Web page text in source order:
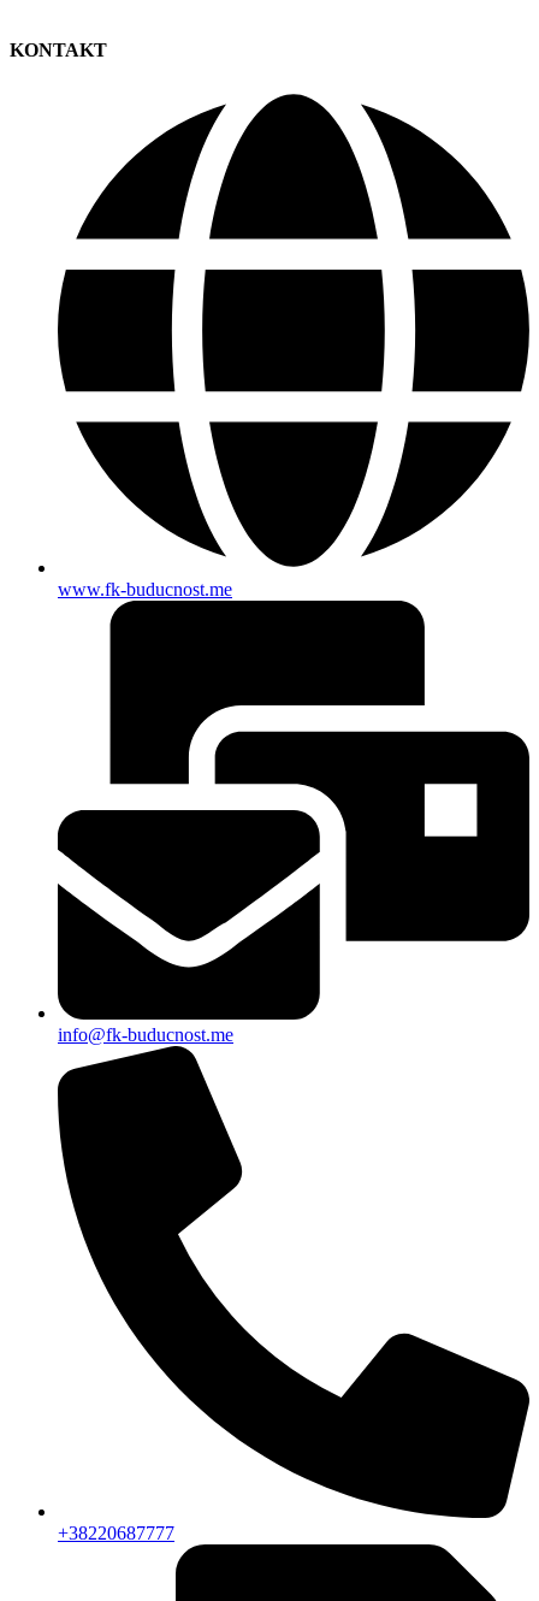
KONTAKT
www.fk-buducnost.me
info@fk-buducnost.me
+38220687777